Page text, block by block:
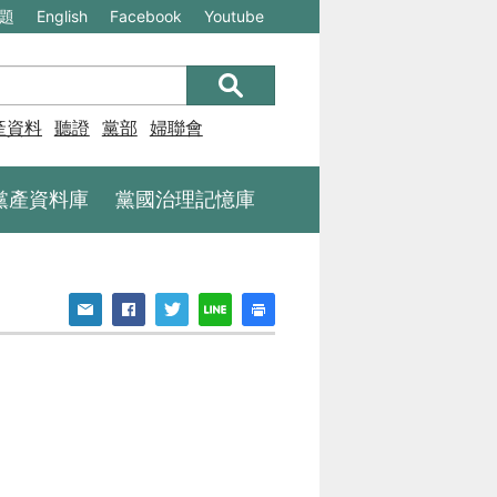
English
(另
視
開
個
Facebook
(另
開
個
Youtube
資料庫聽證 黨部 婦聯會
產資料庫 黨國治理記憶庫